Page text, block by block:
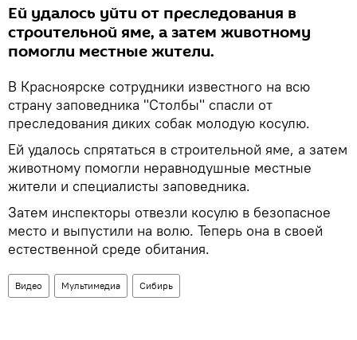
Ей удалось уйти от преследования в
строительной яме, а затем животному
помогли местные жители.
В Красноярске сотрудники известного на всю
страну заповедника "Столбы" спасли от
преследования диких собак молодую косулю.
Ей удалось спрятаться в строительной яме, а затем
животному помогли неравнодушные местные
жители и специалисты заповедника.
Затем инспекторы отвезли косулю в безопасное
место и выпустили на волю. Теперь она в своей
естественной среде обитания.
Видео Мультимедиа Сибирь